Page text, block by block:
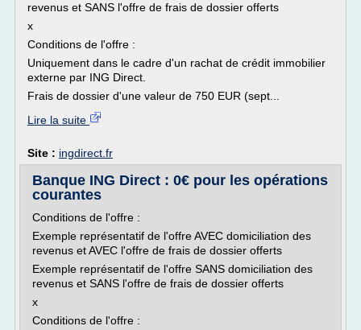
revenus et SANS l'offre de frais de dossier offerts
x
Conditions de l'offre :
Uniquement dans le cadre d'un rachat de crédit immobilier
externe par ING Direct.
Frais de dossier d'une valeur de 750 EUR (sept...
Lire la suite
Site : ingdirect.fr
Banque ING Direct : 0€ pour les opérations
courantes
Conditions de l'offre :
Exemple représentatif de l'offre AVEC domiciliation des
revenus et AVEC l'offre de frais de dossier offerts
Exemple représentatif de l'offre SANS domiciliation des
revenus et SANS l'offre de frais de dossier offerts
x
Conditions de l'offre :